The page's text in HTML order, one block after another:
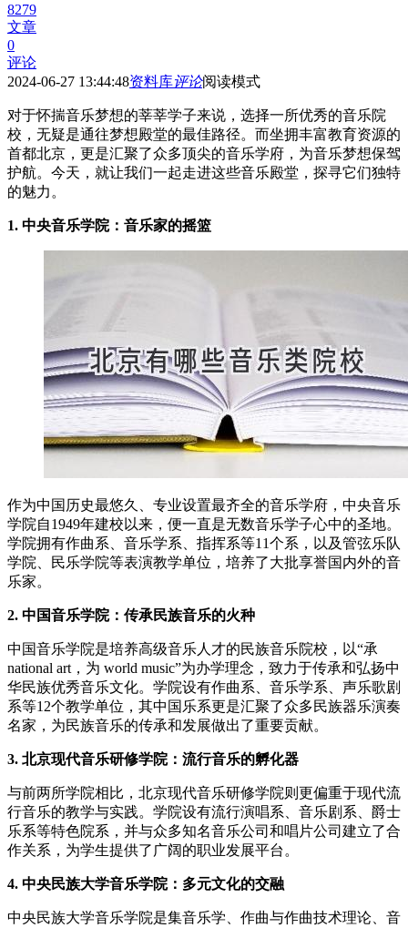
8279
文章
0
评论
2024-06-27 13:44:48资料库评论阅读模式
对于怀揣音乐梦想的莘莘学子来说，选择一所优秀的音乐院
校，无疑是通往梦想殿堂的最佳路径。而坐拥丰富教育资源的
首都北京，更是汇聚了众多顶尖的音乐学府，为音乐梦想保驾
护航。今天，就让我们一起走进这些音乐殿堂，探寻它们独特
的魅力。
1. 中央音乐学院：音乐家的摇篮
作为中国历史最悠久、专业设置最齐全的音乐学府，中央音乐
学院自1949年建校以来，便一直是无数音乐学子心中的圣地。
学院拥有作曲系、音乐学系、指挥系等11个系，以及管弦乐队
学院、民乐学院等表演教学单位，培养了大批享誉国内外的音
乐家。
2. 中国音乐学院：传承民族音乐的火种
中国音乐学院是培养高级音乐人才的民族音乐院校，以“承
national art，为 world music”为办学理念，致力于传承和弘扬中
华民族优秀音乐文化。学院设有作曲系、音乐学系、声乐歌剧
系等12个教学单位，其中国乐系更是汇聚了众多民族器乐演奏
名家，为民族音乐的传承和发展做出了重要贡献。
3. 北京现代音乐研修学院：流行音乐的孵化器
与前两所学院相比，北京现代音乐研修学院则更偏重于现代流
行音乐的教学与实践。学院设有流行演唱系、音乐剧系、爵士
乐系等特色院系，并与众多知名音乐公司和唱片公司建立了合
作关系，为学生提供了广阔的职业发展平台。
4. 中央民族大学音乐学院：多元文化的交融
中央民族大学音乐学院是集音乐学、作曲与作曲技术理论、音